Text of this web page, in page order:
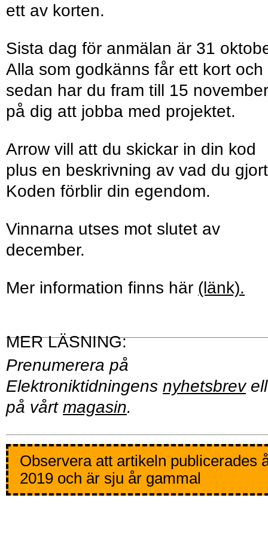
ett av korten.
Sista dag för anmälan är 31
Alla som godkänns får ett kort och
sedan har du fram till 15 november
på dig att jobba med projektet.
Arrow vill att du skickar in din kod
plus en beskrivning av vad du
Koden förblir din egendom.
Vinnarna utses mot slutet av
december.
Mer information finns här (länk).
Prenumerera på
Elektroniktidningens nyhetsbrev
på vårt magasin.
Observera att artikeln publicerades
2019 och är sju år gammal